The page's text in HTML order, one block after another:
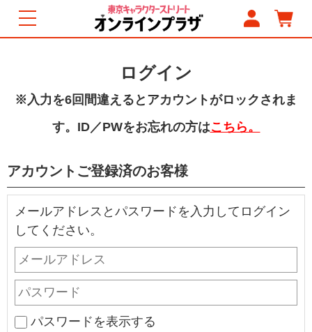
ログイン
※入力を6回間違えるとアカウントがロックされま
す。ID／PWをお忘れの方はこちら。
アカウントご登録済のお客様
メールアドレスとパスワードを入力してログイン
してください。
パスワードを表示する